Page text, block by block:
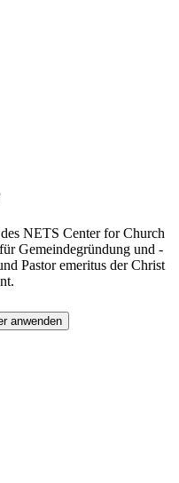
NETS Center for Church
Gemeindegründung und -
Pastor emeritus der Christ
anwenden